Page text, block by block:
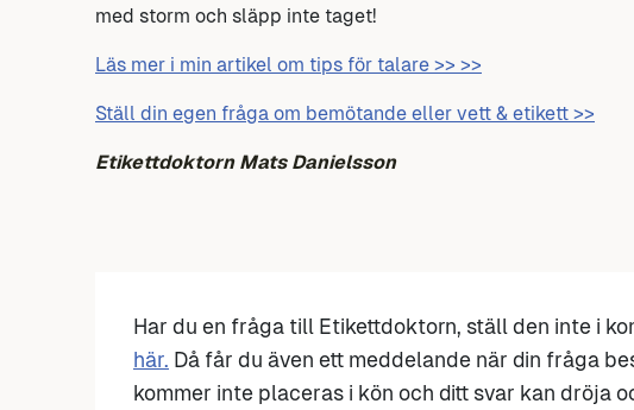
med storm och släpp inte taget!
Läs mer i min artikel om tips för talare >> >>
Ställ din egen fråga om bemötande eller vett & etikett >>
Etikettdoktorn Mats Danielsson
Har du en fråga till Etikettdoktorn, ställ den inte i
här. Då får du även ett meddelande när din fråga
kommer inte placeras i kön och ditt svar kan dröja